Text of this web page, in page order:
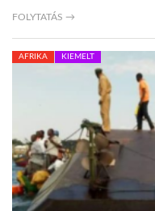
LINKTR.EE
GLOBOZSARU
DOBRAVERO.HU
LATIMO.HU
FOLYTATÁS →
AFRIKA KIEMELT